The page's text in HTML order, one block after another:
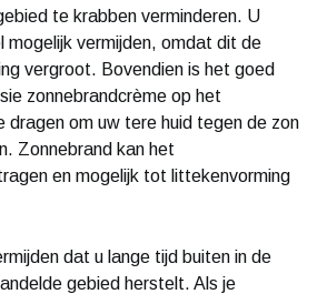
te krabben verminderen. U
mogelijk vermijden, omdat dit de
vergroot. Bovendien is het goed
zonnebrandcrème op het
dragen om uw tere huid tegen de zon
Zonnebrand kan het
en mogelijk tot littekenvorming
dat u lange tijd buiten in de
gebied herstelt. Als je